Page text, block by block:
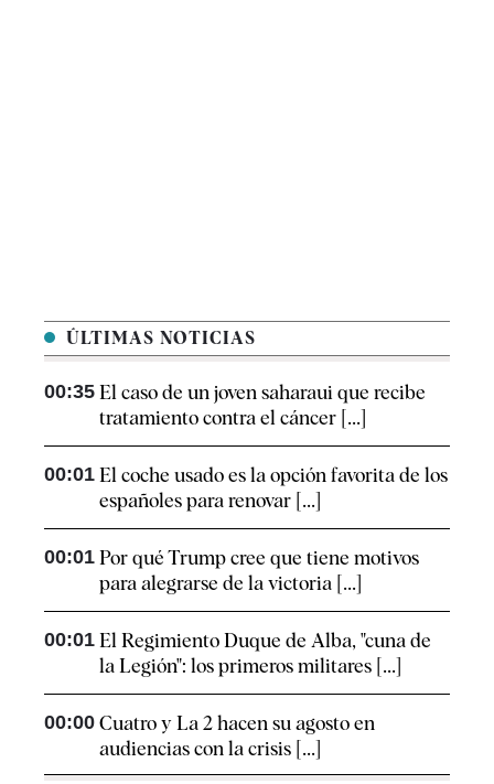
ÚLTIMAS NOTICIAS
00:35 El caso de un joven saharaui que recibe
tratamiento contra el cáncer [...]
00:01 El coche usado es la opción favorita de los
españoles para renovar [...]
00:01 Por qué Trump cree que tiene motivos
para alegrarse de la victoria [...]
00:01 El Regimiento Duque de Alba, "cuna de
la Legión": los primeros militares [...]
00:00 Cuatro y La 2 hacen su agosto en
audiencias con la crisis [...]